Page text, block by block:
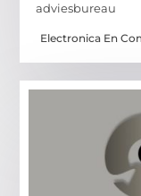
adviesbureau
Electronica En